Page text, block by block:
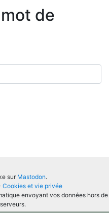
de
sur Mastodon.
Cookies et vie privée
envoyant vos données hors de